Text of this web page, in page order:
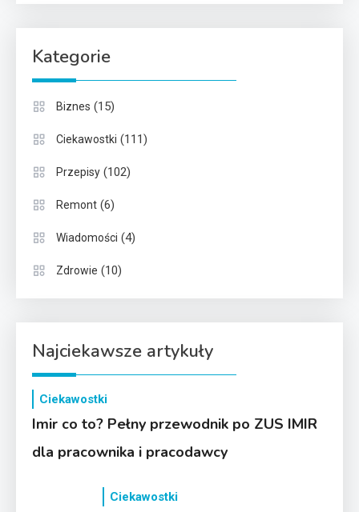
Kategorie
Biznes (15)
Ciekawostki (111)
Przepisy (102)
Remont (6)
Wiadomości (4)
Zdrowie (10)
Najciekawsze artykuły
Ciekawostki
Imir co to? Pełny przewodnik po ZUS IMIR
dla pracownika i pracodawcy
Ciekawostki